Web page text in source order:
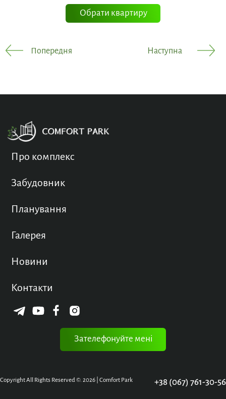
Обрати квартиру
Попередня Наступна
Про комплекс
Забудовник
Планування
Галерея
Новини
Контакти
Зателефонуйте мені
Copyright All Rights Reserved ©. 2026 | Comfort Park +38 (067) 761-30-56